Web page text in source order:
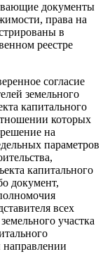
документы
права на
в
реестре
согласие
земельного
капитального
которых
на
параметров
капитального
документ,
всех
участка
направлении